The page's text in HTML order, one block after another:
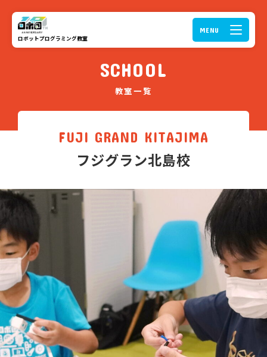
ロボットプログラミング教室
SCHOOL
教室一覧
FUJI GRAND KITAJIMA
フジグラン北島校